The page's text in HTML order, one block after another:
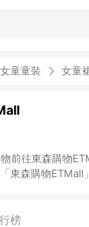
女童童裝 女童
前往東森購物
東森購物
取消訂單、退
榜